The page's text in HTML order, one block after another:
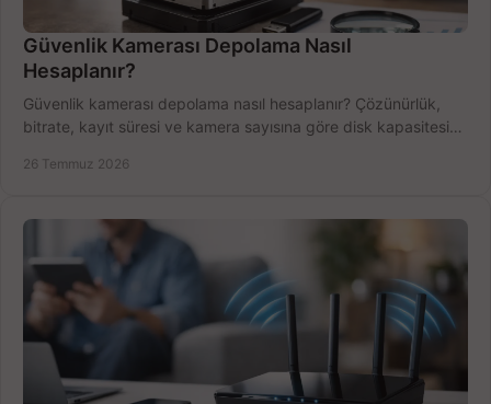
Güvenlik Kamerası Depolama Nasıl
Hesaplanır?
Güvenlik kamerası depolama nasıl hesaplanır? Çözünürlük,
bitrate, kayıt süresi ve kamera sayısına göre disk kapasitesini
26 Temmuz 2026